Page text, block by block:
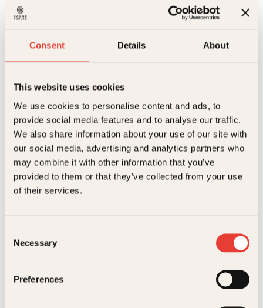
Consent Details About
This website uses cookies
We use cookies to personalise content and ads, to
provide social media features and to analyse our traffic.
We also share information about your use of our site with
our social media, advertising and analytics partners who
may combine it with other information that you’ve
provided to them or that they’ve collected from your use
of their services.
Selection
Necessary
Preferences
Boken inneholder 38 instruktive punkter om hvordan
man alltid kan få rett, i enhver diskusjon eller krangel,
familiemedlemmer, venner og kollegaer har noe å
hente her. Rådene fungerer som en praktisk guide til
å overleve TV-debatter, familiemiddager og lunsjen i
Kagge Forlag AS,
Utgivelsesår
Bokformat Innbundet
Antall sider 134
Litteraturtype Faglitteratur
Vekt
Relaterte produkter
Jarle Rasmussen, Terje
byer og
H